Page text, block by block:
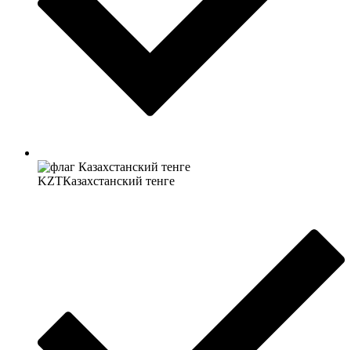
KZTКазахстанский тенге